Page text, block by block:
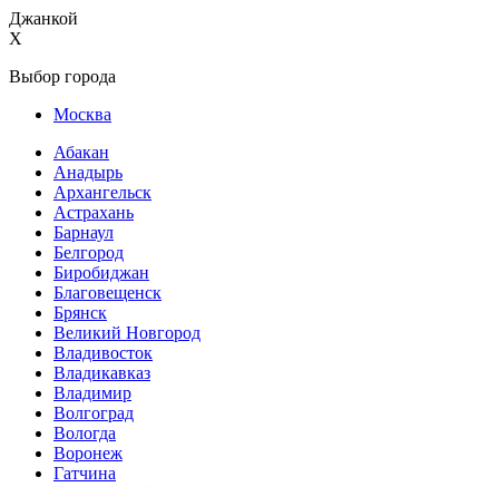
Джанкой
X
Выбор города
Москва
Абакан
Анадырь
Архангельск
Астрахань
Барнаул
Белгород
Биробиджан
Благовещенск
Брянск
Великий Новгород
Владивосток
Владикавказ
Владимир
Волгоград
Вологда
Воронеж
Гатчина